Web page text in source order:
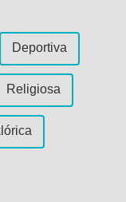
Deportiva
Religiosa